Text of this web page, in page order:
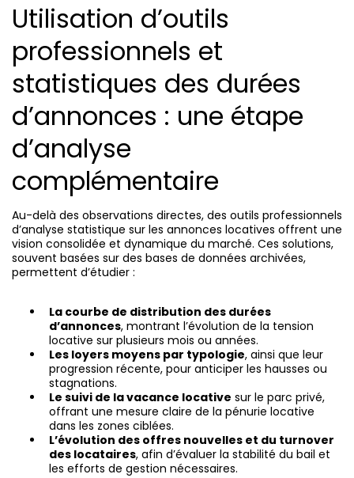
Utilisation d’outils
professionnels et
statistiques des durées
d’annonces : une étape
d’analyse
complémentaire
Au-delà des observations directes, des outils professionnels
d’analyse statistique sur les annonces locatives offrent une
vision consolidée et dynamique du marché. Ces solutions,
souvent basées sur des bases de données archivées,
permettent d’étudier :
La courbe de distribution des durées
d’annonces, montrant l’évolution de la tension
locative sur plusieurs mois ou années.
Les loyers moyens par typologie, ainsi que leur
progression récente, pour anticiper les hausses ou
stagnations.
Le suivi de la vacance locative sur le parc privé,
offrant une mesure claire de la pénurie locative
dans les zones ciblées.
L’évolution des offres nouvelles et du turnover
des locataires, afin d’évaluer la stabilité du bail et
les efforts de gestion nécessaires.